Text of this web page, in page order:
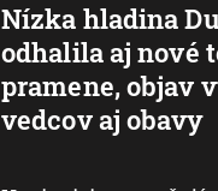
Nízka hladina
odhalila aj nové
pramene, objav
vedcov aj obavy